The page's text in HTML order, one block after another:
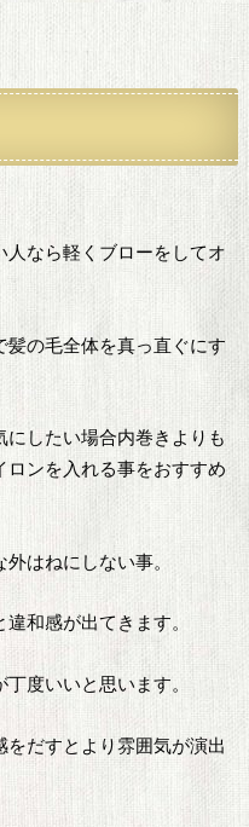
人なら軽くブローをしてオ
髪の毛全体を真っ直ぐにす
にしたい場合内巻きよりも
ンを入れる事をおすすめ
はねにしない事。
和感が出てきます。
度いいと思います。
だすとより雰囲気が演出